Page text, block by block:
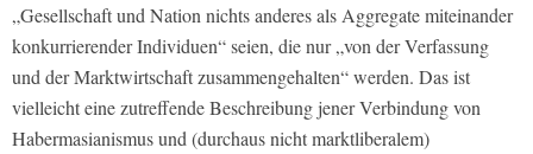
„Gesellschaft und Nation nichts anderes als Aggregate miteinander
konkurrierender Individuen“ seien, die nur „von der Verfassung
und der Marktwirtschaft zusammengehalten“ werden. Das ist
vielleicht eine zutreffende Beschreibung jener Verbindung von
Habermasianismus und (durchaus nicht marktliberalem)